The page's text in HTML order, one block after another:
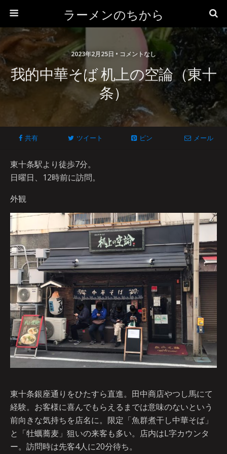
ラーメンのちから
2023年2月25日 • コメントなし
我的中華そば 机上の空論（東十
条）
共有 ツイート ピン メール
東十条駅より徒歩7分。
日曜日、12時前に訪問。
外観
東十条銀座通りをひたすら直進。田中商店やつし馬にて
経験。お客様に喜んでもらえるまでは意味のないという
前向きな気持ちを店名に。限定「魚群煮干し中華そば」
と「牡蠣蕎麦」狙いの来客も多い。店内はL字カウンタ
ー。訪問時は先客4人に20分待ち。